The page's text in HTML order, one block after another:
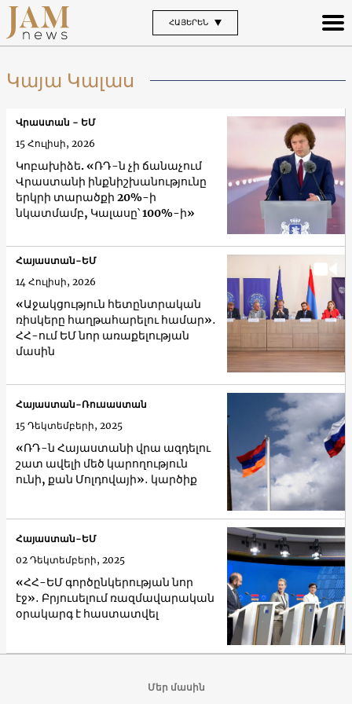
ՀԱՅԵՐԵՆ
Կայա Կալաս
Կոբախիձե. «ՌԴ-ն չի ճանաչում
Վրաստանի ինքնիշխանությունը
երկրի տարածքի 20%-ի
նկատմամբ, Կալասը՝ 100%-ի»
Վրաստան - ԵՄ
15 Հուլիսի, 2026
«Աջակցություն հետընտրական
ռիսկերը հաղթահարելու համար»․
ՀՀ-ում ԵՄ նոր առաքելության
մասին
Հայաստան-ԵՄ
14 Հուլիսի, 2026
«ՌԴ-ն Հայաստանի վրա ազդելու
շատ ավելի մեծ կարողություն
ունի, քան Մոլդովայի»․ կարծիք
Հայաստան-Ռուսաստան
15 Դեկտեմբերի, 2025
«ՀՀ-ԵՄ գործընկերության նոր
էջ»․ Բրյուսելում ռազմավարական
օրակարգ է հաստատվել
Հայաստան-ԵՄ
02 Դեկտեմբերի, 2025
Մեր մասին